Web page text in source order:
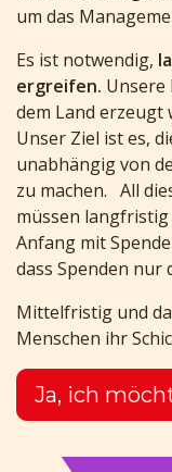
um das
Es ist notwendig,
ergreifen. Unsere
dem Land erzeugt
Unser Ziel ist es,
unabhängig von
zu machen. All
müssen
Anfang mit
dass Spenden nur
Mittelfristig und
Menschen ihr
Ja, ich